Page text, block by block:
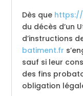
Dès que
du décès d’un
d’instructions
batiment.fr
sauf si leur
des fins
obligation